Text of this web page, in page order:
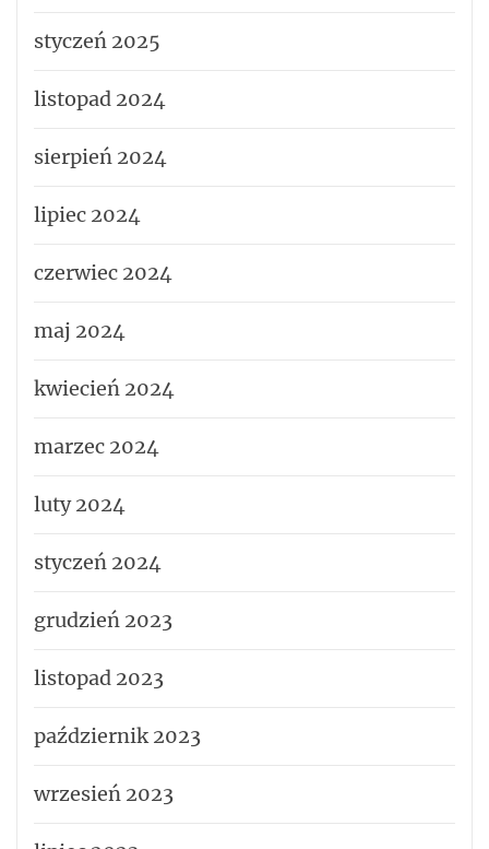
styczeń 2025
listopad 2024
sierpień 2024
lipiec 2024
czerwiec 2024
maj 2024
kwiecień 2024
marzec 2024
luty 2024
styczeń 2024
grudzień 2023
listopad 2023
październik 2023
wrzesień 2023